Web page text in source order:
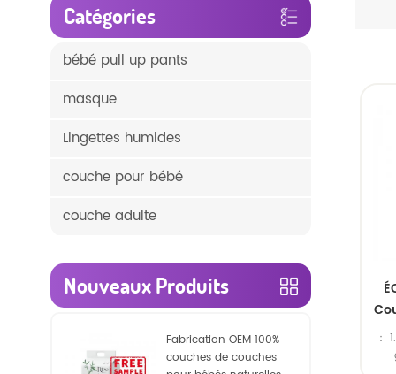
：
Catégories
bébé pull up pants
masque
Lingettes humides
couche pour bébé
couche adulte
Nouveaux Produits
Fabrication OEM 100%
couches de couches